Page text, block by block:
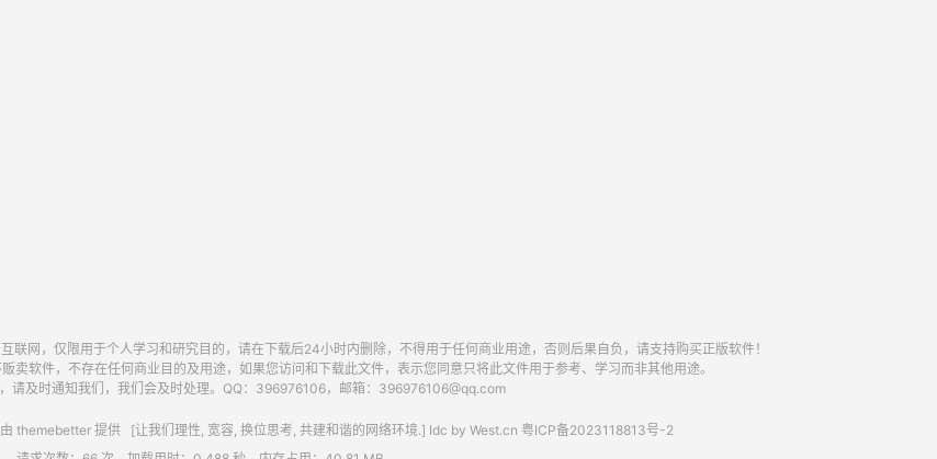
联网，仅限用于个人学习和研究目的，请在下载后24小时内删除，不得用于任何商业用途，否则后果自负，请支持购买正版软件！
卖软件，不存在任何商业目的及用途，如果您访问和下载此文件，表示您同意只将此文件用于参考、学习而非其他用途。
请及时通知我们，我们会及时处理。QQ：396976106，邮箱：396976106@qq.com
themebetter 提供 [让我们理性, 宽容, 换位思考, 共建和谐的网络环境.] Idc by West.cn 粤ICP备2023118813号-2